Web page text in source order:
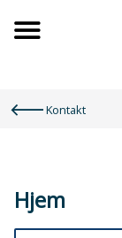
Kontakt
Hjem